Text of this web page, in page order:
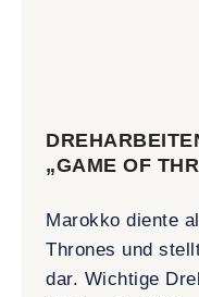
„GAME OF
Marokko diente
Thrones und
dar. Wichtige